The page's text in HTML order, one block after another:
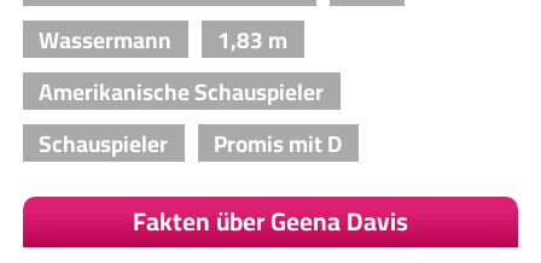
Wassermann
1,83 m
Amerikanische Schauspieler
Schauspieler
Promis mit D
Fakten über Geena Davis